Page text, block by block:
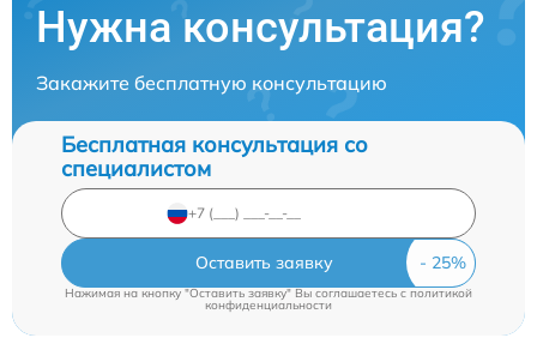
Нужна консультация?
Закажите бесплатную консультацию
Бесплатная консультация со
специалистом
Оставить заявку
Нажимая на кнопку "Оставить заявку" Вы соглашаетесь cполитикой
конфиденциальности